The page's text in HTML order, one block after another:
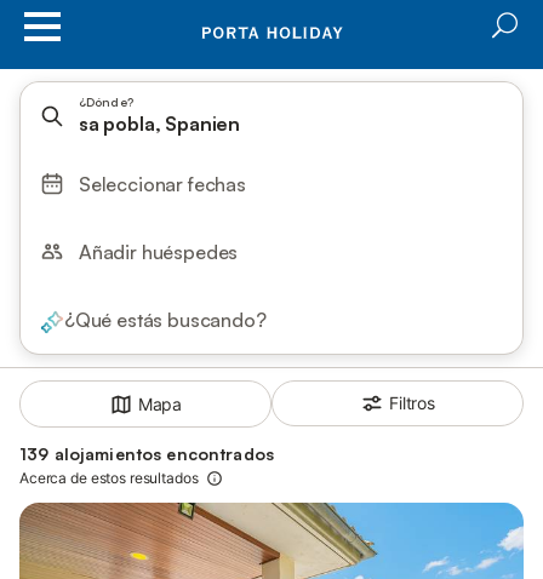
¿Dónde?
sa pobla, Spanien
Seleccionar fechas
Añadir huéspedes
¿Qué estás buscando?
Mapa Filtros
139 alojamientos encontrados
Acerca de estos resultados